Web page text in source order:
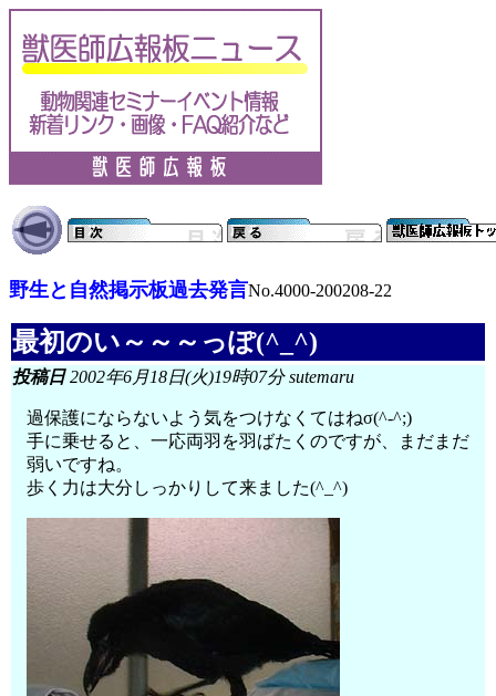
野生と自然掲示板過去発言No.4000-200208-22
最初のい～～～っぽ(^_^)
投稿日2002年6月18日(火)19時07分 sutemaru
過保護にならないよう気をつけなくてはねσ(^-^;)
手に乗せると、一応両羽を羽ばたくのですが、まだまだ
弱いですね。
歩く力は大分しっかりして来ました(^_^)